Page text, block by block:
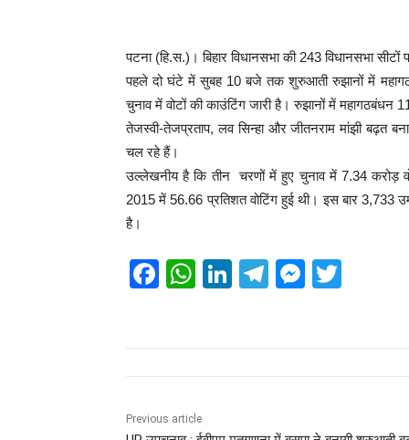
पटना (हि.स.)। बिहार विधानसभा की 243 विधानसभा
पहले दो घंटे में सुबह 10 बजे तक शुरुआती रुझानों में
चुनाव में वोटों की काउंटिंग जारी है। रुझानों में
तेजस्वी-तेजप्रताप, लव सिन्हा और जीतनराम मांझी बढ़त
चल रहे हैं।
उल्लेखनीय है कि तीन चरणों में हुए चुनाव में 7.34 करोड़
2015 में 56.66 प्रतिशत वोटिंग हुई थी। इस बार 3,733
है।
F
o
W
p
Li
T
M
Previous article